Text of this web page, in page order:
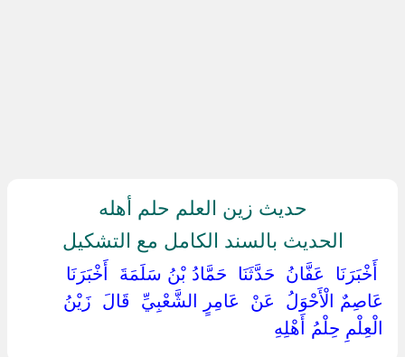
حديث زين العلم حلم أهله
الحديث بالسند الكامل مع التشكيل
‏ ‏أَخْبَرَنَا ‏ ‏عَفَّانُ ‏ ‏حَدَّثَنَا ‏ ‏حَمَّادُ بْنُ سَلَمَةَ ‏ ‏أَخْبَرَنَا ‏
‏عَاصِمٌ الْأَحْوَلُ ‏ ‏عَنْ ‏ ‏عَامِرٍ الشَّعْبِيِّ ‏ ‏قَالَ ‏ ‏زَيْنُ
الْعِلْمِ حِلْمُ أَهْلِهِ ‏